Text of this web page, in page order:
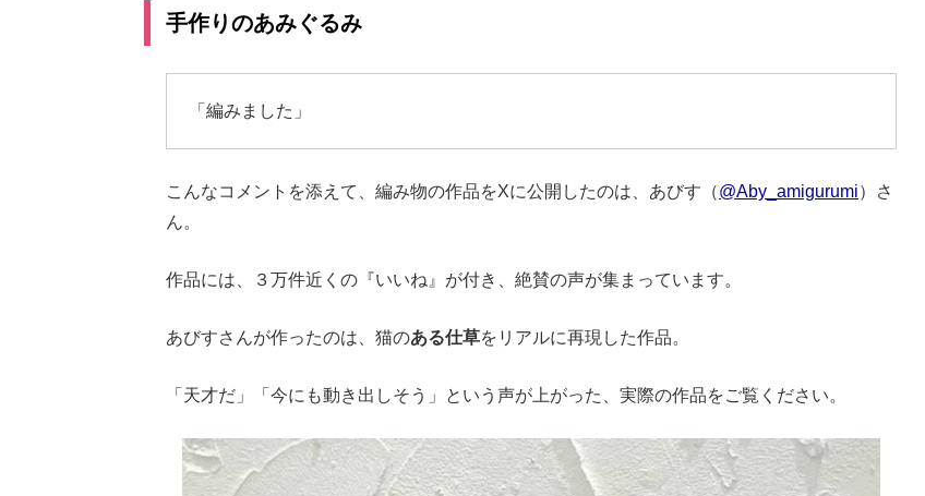
手作りのあみぐるみ
「編みました」
こんなコメントを添えて、編み物の作品をXに公開したのは、あびす（@Aby_amigurumi）さ
ん。
作品には、３万件近くの『いいね』が付き、絶賛の声が集まっています。
あびすさんが作ったのは、猫のある仕草をリアルに再現した作品。
「天才だ」「今にも動き出しそう」という声が上がった、実際の作品をご覧ください。